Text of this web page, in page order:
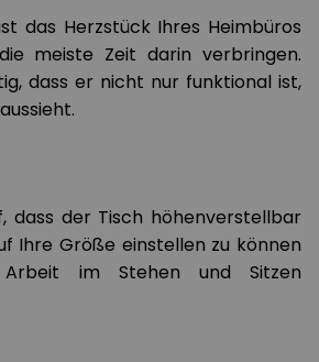
das Herzstück Ihres Heimbüros
meiste Zeit darin verbringen.
dass er nicht nur funktional ist,
dass der Tisch höhenverstellbar
Ihre Größe einstellen zu können
im Stehen und Sitzen